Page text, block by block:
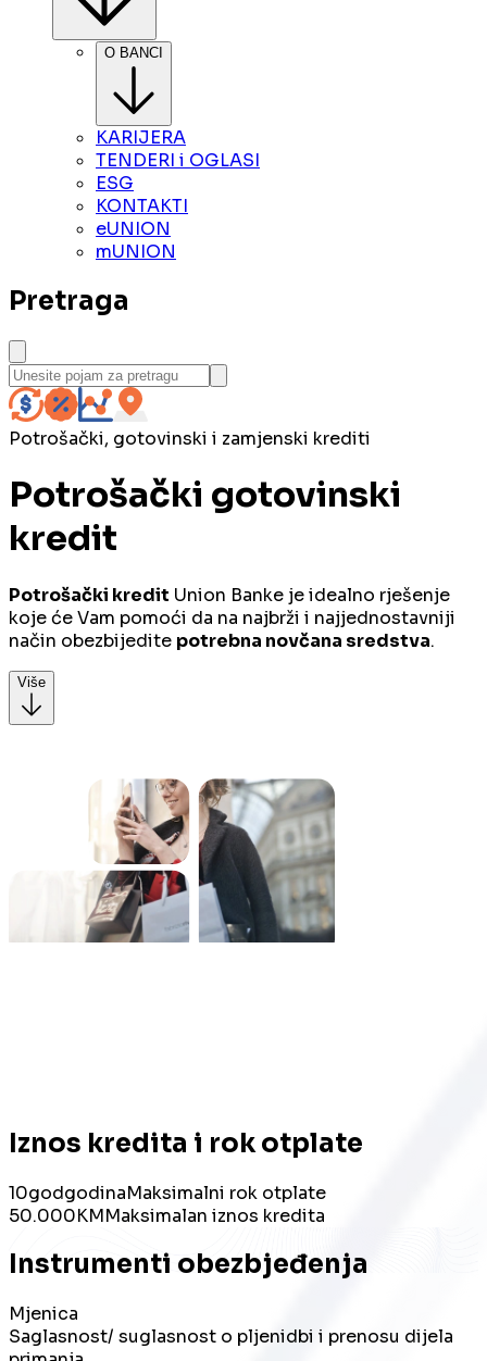
O BANCI
KARIJERA
TENDERI i OGLASI
ESG
KONTAKTI
eUNION
mUNION
Pretraga
Potrošački, gotovinski i zamjenski krediti
Potrošački gotovinski
kredit
Potrošački kredit Union Banke je idealno rješenje
koje će Vam pomoći da na najbrži i najjednostavniji
način obezbijedite potrebna novčana sredstva.
Više
Iznos kredita i rok otplate
10godgodinaMaksimalni rok otplate
50.000KMMaksimalan iznos kredita
Instrumenti obezbjeđenja
Mjenica
Saglasnost/ suglasnost o pljenidbi i prenosu dijela